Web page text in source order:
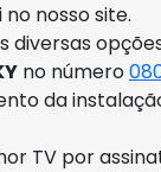
nosso site.
diversas
no número
da
TV por